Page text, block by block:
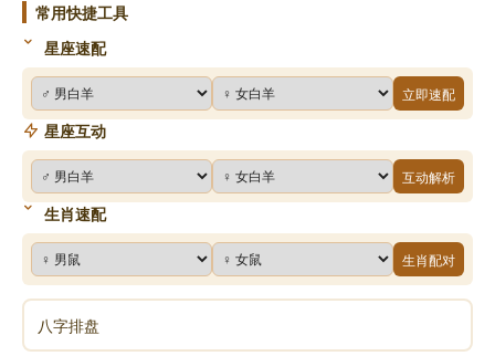
[39]、怜音 多多 明一 雨霏 晓懿 雯烨
[40]、思嫒 美静 若书 莺思 家维 巧凡
[41]、思琦 盼晴 青秋 泓瑾 思妙 贤惠
[42]、丽蒨 一彤 永怡 华馨 静曼 翾文
[43]、清绮 依诺 天心 梦寒 诗涵 依白
[44]、子晴 可娜 芳蓓 曼青 梦颖 宇涵
常用快捷工具
星座速配
立即速配
星座互动
互动解析
生肖速配
生肖配对
八字排盘